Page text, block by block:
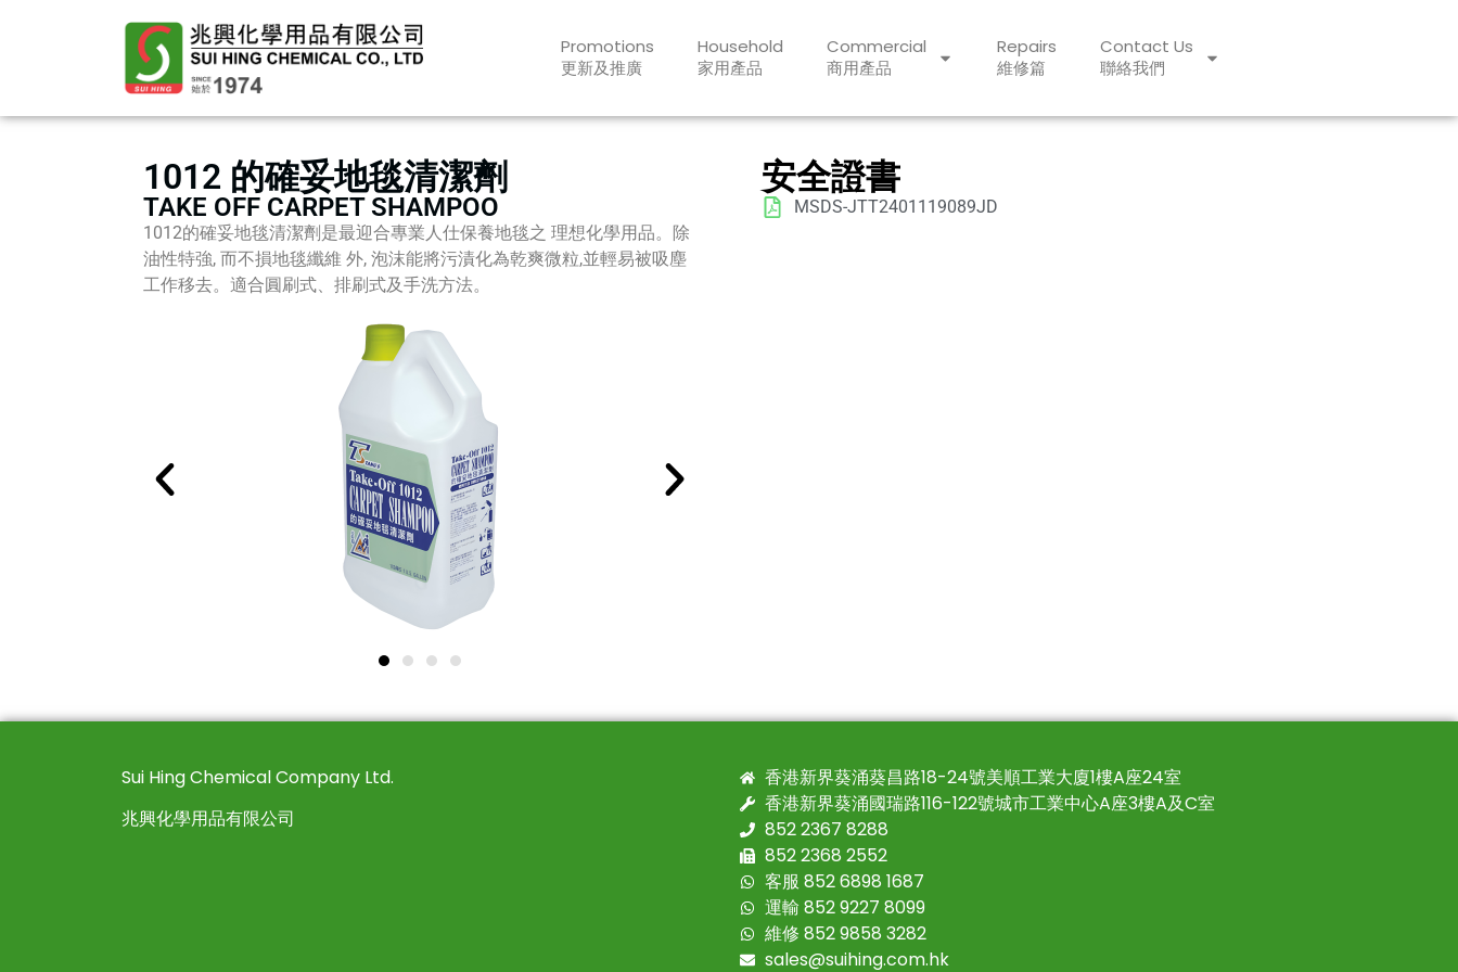
Promotions
更新及推廣
Household
家用產品
Commercial
商用產品
Repairs
維修篇
Contact Us
聯絡我們
1012 的確妥地毯清潔劑
TAKE OFF CARPET SHAMPOO
1012的確妥地毯清潔劑是最迎合專業人仕保養地毯之 理想化學用品。除
油性特強, 而不損地毯纖維 外, 泡沫能將污漬化為乾爽微粒,並輕易被吸塵
工作移去。適合圓刷式、排刷式及手洗方法。
安全證書
MSDS-JTT2401119089JD
Sui Hing Chemical Company Ltd.
兆興化學用品有限公司
香港新界葵涌葵昌路18-24號美順工業大廈1樓A座24室
香港新界葵涌國瑞路116-122號城市工業中心A座3樓A及C室
852 2367 8288
852 2368 2552
客服 852 6898 1687
運輸 852 9227 8099
維修 852 9858 3282
sales@suihing.com.hk